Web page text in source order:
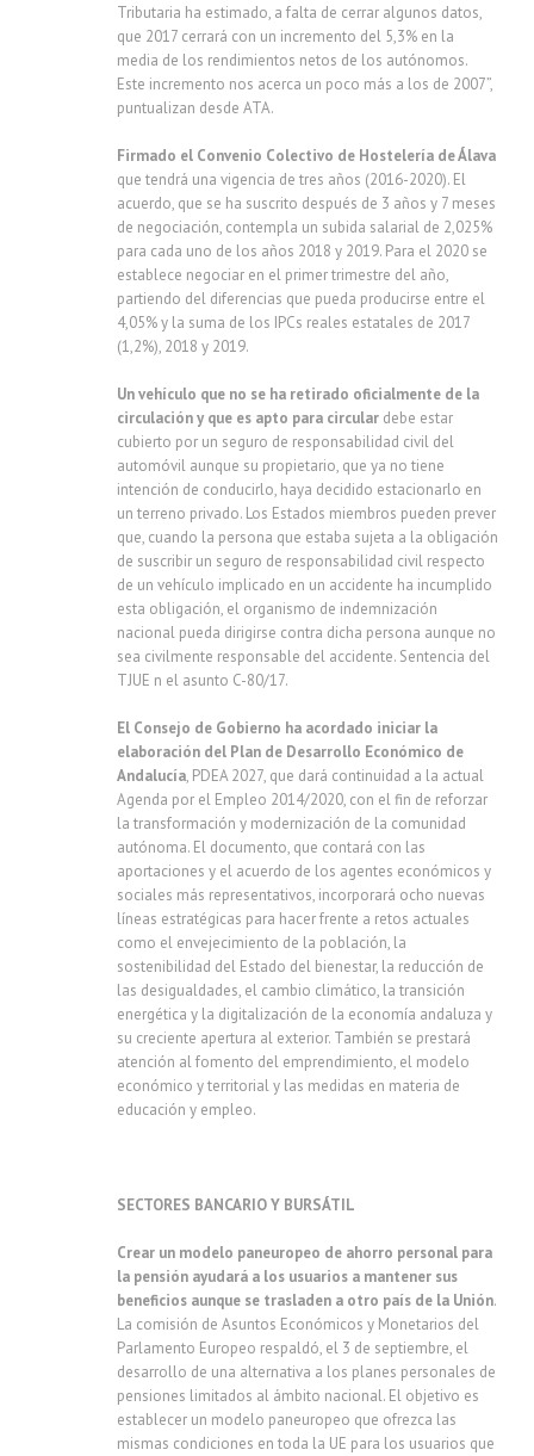
Tributaria ha estimado, a falta de cerrar algunos datos,
que 2017 cerrará con un incremento del 5,3% en la
media de los rendimientos netos de los autónomos.
Este incremento nos acerca un poco más a los de 2007”,
puntualizan desde ATA.
Firmado el Convenio Colectivo de Hostelería de Álava
que tendrá una vigencia de tres años (2016-2020). El
acuerdo, que se ha suscrito después de 3 años y 7 meses
de negociación, contempla un subida salarial de 2,025%
para cada uno de los años 2018 y 2019. Para el 2020 se
establece negociar en el primer trimestre del año,
partiendo del diferencias que pueda producirse entre el
4,05% y la suma de los IPCs reales estatales de 2017
(1,2%), 2018 y 2019.
Un vehículo que no se ha retirado oficialmente de la
circulación y que es apto para circular debe estar
cubierto por un seguro de responsabilidad civil del
automóvil aunque su propietario, que ya no tiene
intención de conducirlo, haya decidido estacionarlo en
un terreno privado. Los Estados miembros pueden prever
que, cuando la persona que estaba sujeta a la obligación
de suscribir un seguro de responsabilidad civil respecto
de un vehículo implicado en un accidente ha incumplido
esta obligación, el organismo de indemnización
nacional pueda dirigirse contra dicha persona aunque no
sea civilmente responsable del accidente. Sentencia del
TJUE n el asunto C-80/17.
El Consejo de Gobierno ha acordado iniciar la
elaboración del Plan de Desarrollo Económico de
Andalucía, PDEA 2027, que dará continuidad a la actual
Agenda por el Empleo 2014/2020, con el fin de reforzar
la transformación y modernización de la comunidad
autónoma. El documento, que contará con las
aportaciones y el acuerdo de los agentes económicos y
sociales más representativos, incorporará ocho nuevas
líneas estratégicas para hacer frente a retos actuales
como el envejecimiento de la población, la
sostenibilidad del Estado del bienestar, la reducción de
las desigualdades, el cambio climático, la transición
energética y la digitalización de la economía andaluza y
su creciente apertura al exterior. También se prestará
atención al fomento del emprendimiento, el modelo
económico y territorial y las medidas en materia de
educación y empleo.
SECTORES BANCARIO Y BURSÁTIL
Crear un modelo paneuropeo de ahorro personal para
la pensión ayudará a los usuarios a mantener sus
beneficios aunque se trasladen a otro país de la Unión.
La comisión de Asuntos Económicos y Monetarios del
Parlamento Europeo respaldó, el 3 de septiembre, el
desarrollo de una alternativa a los planes personales de
pensiones limitados al ámbito nacional. El objetivo es
establecer un modelo paneuropeo que ofrezca las
mismas condiciones en toda la UE para los usuarios que